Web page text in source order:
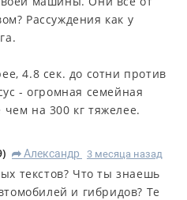
Рассуждения как у
4.8 сек. до сотни против
- огромная семейная
на 300 кг тяжелее.
) R Александр 3 месяца назад
текстов? Что ты знаешь
и гибридов? Те